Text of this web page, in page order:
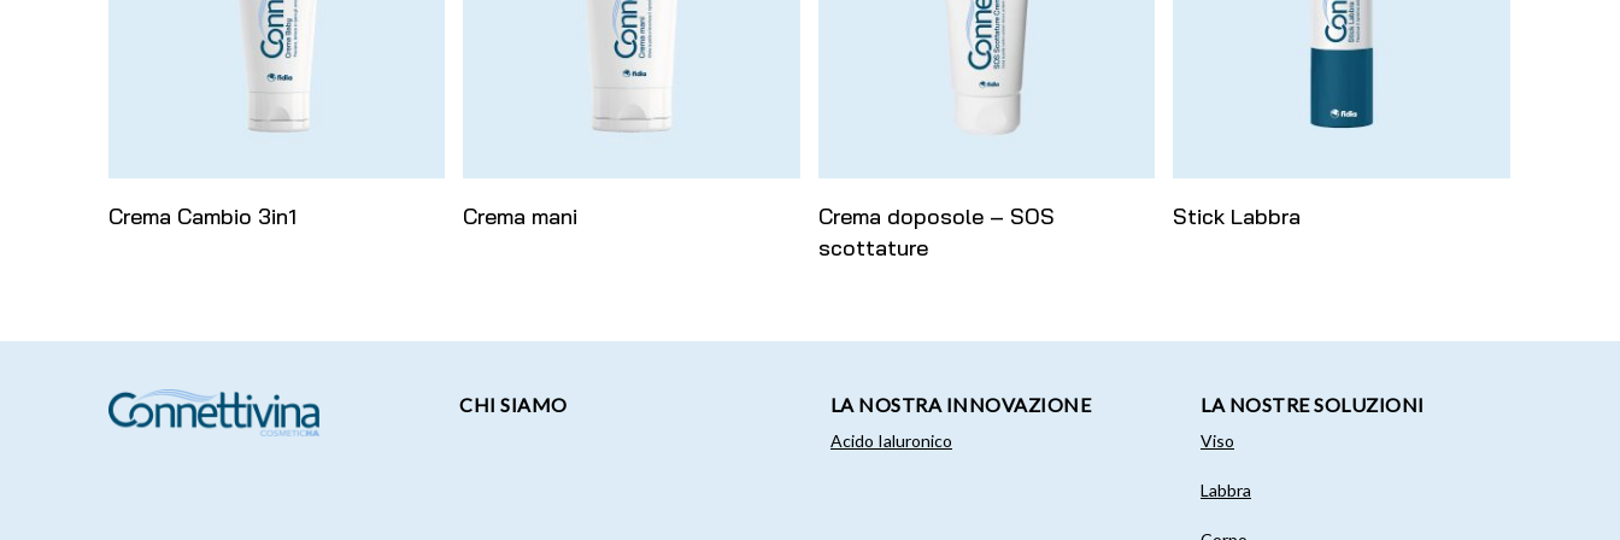
Crema Cambio 3in1 Crema mani
Crema doposole – SOS
scottature
Stick Labbra
CHI SIAMO LA NOSTRA INNOVAZIONE
Acido Ialuronico
LA NOSTRE SOLUZIONI
Viso
Labbra